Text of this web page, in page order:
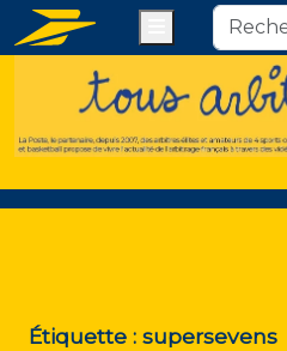
Étiquette : supersevens